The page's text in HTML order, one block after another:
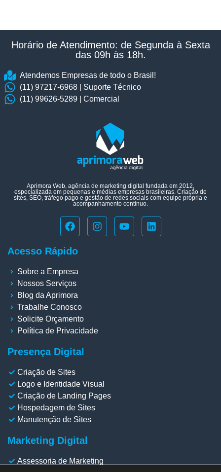
Horário de Atendimento: de Segunda à Sexta
das 09h às 18h.​
Atendemos Empresas de todo o Brasil!
(11) 97217-6968 | Suporte Técnico
(11) 99626-5289 | Comercial
Aprimora Web, agência de marketing digital fundada em 2012,
especializada em pequenas e médias empresas brasileiras. Criação de
sites, SEO, tráfego pago e gestão de redes sociais com equipe própria e
acompanhamento contínuo.
Acesso Rápido
Sobre a Empresa
Nossos Serviços
Blog da Aprimora
Trabalhe Conosco
Solicite Orçamento
Política de Privacidade
Presença Digital
Criação de Sites
Logo e Identidade Visual
Criação de Landing Pages
Hospedagem de Sites
Manutenção de Sites
Marketing Digital
Assessoria de Marketing